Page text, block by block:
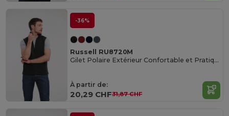
-36%
Russell RU8720M
Gilet Polaire Extérieur Confortable et Pratique
À partir de:
20,29 CHF31,87 CHF